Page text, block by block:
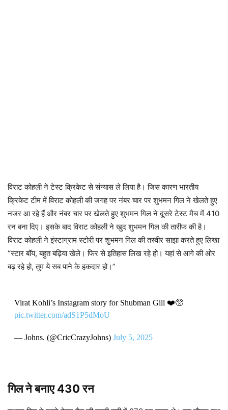
विराट कोहली ने टेस्ट क्रिकेट से संन्यास ले लिया है। जिस कारण भारतीय
क्रिकेट टीम में विराट कोहली की जगह पर नंबर चार पर शुभमन गिल ने खेलते हुए
नजर आ रहे हैं और नंबर चार पर खेलते हुए शुभमन गिल ने दूसरे टेस्ट मैच में 410
रन बना दिए। इसके बाद विराट कोहली ने खुद शुभमन गिल की तारीफ की है।
विराट कोहली ने इंस्टाग्राम स्टोरी पर शुभमन गिल की तस्वीर साझा करते हुए लिखा
“स्टार बॉय, बहुत बढ़िया खेले। फिर से इतिहास लिख रहे हो। यहां से आगे की ओर
बढ़ रहे हो, तुम ये सब पाने के हकदार हो।”
Virat Kohli’s Instagram story for Shubman Gill ❤️🥺
pic.twitter.com/adS1P5dMoU
— Johns. (@CricCrazyJohns) July 5, 2025
गिल ने बनाए 430 रन